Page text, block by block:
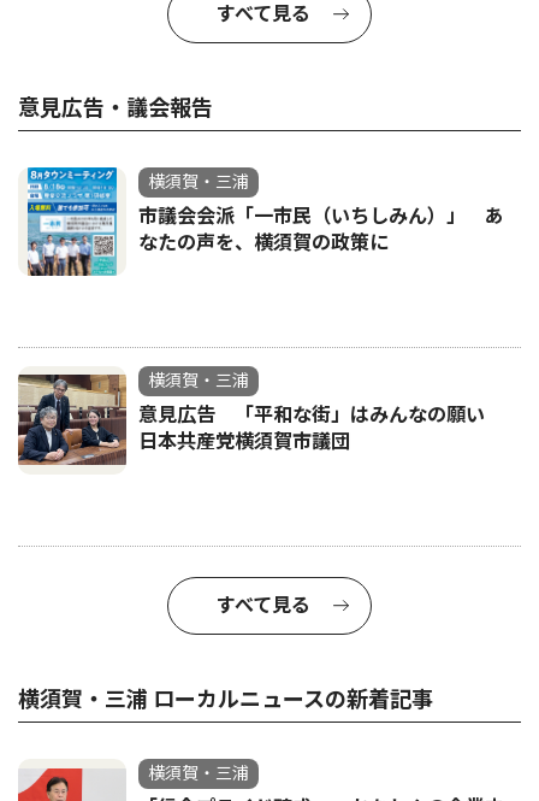
すべて見る
意見広告・議会報告
横須賀・三浦
市議会会派「一市民（いちしみん）」 あ
なたの声を、横須賀の政策に
横須賀・三浦
意見広告 「平和な街」はみんなの願い
日本共産党横須賀市議団
すべて見る
横須賀・三浦 ローカルニュースの新着記事
横須賀・三浦